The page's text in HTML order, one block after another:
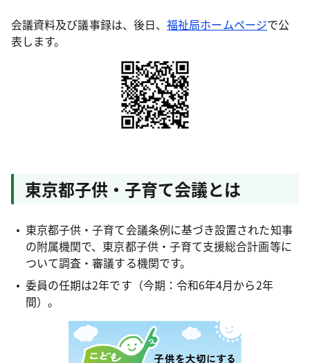
会議資料及び議事録は、後日、福祉局ホームページで公
表します。
東京都子供・子育て会議とは
東京都子供・子育て会議条例に基づき設置された知事
の附属機関で、東京都子供・子育て支援総合計画等に
ついて調査・審議する機関です。
委員の任期は2年です（今期：令和6年4月から2年
間）。